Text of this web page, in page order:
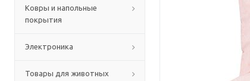
Ковры и напольные
покрытия
Электроника
Товары для животных